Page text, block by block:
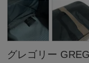
グレゴリー